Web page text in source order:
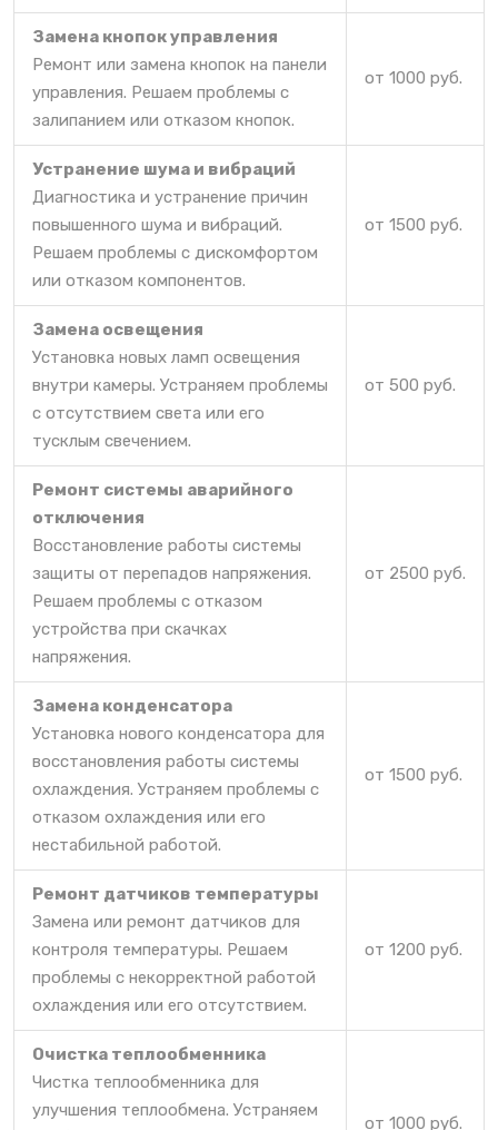
Замена кнопок управления
Ремонт или замена кнопок на панели
управления. Решаем проблемы с
залипанием или отказом кнопок.
от 1000 руб.
Устранение шума и вибраций
Диагностика и устранение причин
повышенного шума и вибраций.
Решаем проблемы с дискомфортом
или отказом компонентов.
от 1500 руб.
Замена освещения
Установка новых ламп освещения
внутри камеры. Устраняем проблемы
с отсутствием света или его
тусклым свечением.
от 500 руб.
Ремонт системы аварийного
отключения
Восстановление работы системы
защиты от перепадов напряжения.
Решаем проблемы с отказом
устройства при скачках
напряжения.
от 2500 руб.
Замена конденсатора
Установка нового конденсатора для
восстановления работы системы
охлаждения. Устраняем проблемы с
отказом охлаждения или его
нестабильной работой.
от 1500 руб.
Ремонт датчиков температуры
Замена или ремонт датчиков для
контроля температуры. Решаем
проблемы с некорректной работой
охлаждения или его отсутствием.
от 1200 руб.
Очистка теплообменника
Чистка теплообменника для
улучшения теплообмена. Устраняем
от 1000 руб.